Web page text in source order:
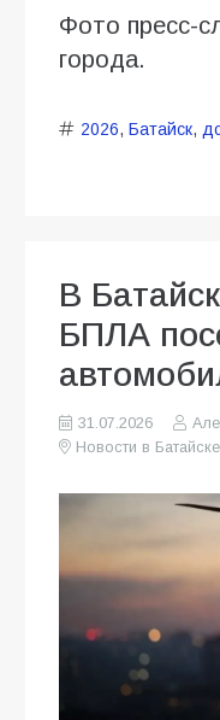
Фото пресс-
города.
2026, Батайск,
В
БПЛА
31.07.2026
Новости в Батайске